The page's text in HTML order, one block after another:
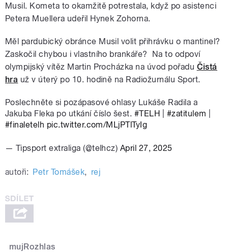
Musil. Kometa to okamžitě potrestala, když po asistenci
Petera Muellera udeřil Hynek Zohorna.
Měl pardubický obránce Musil volit přihrávku o mantinel?
Zaskočil chybou i vlastního brankáře? Na to odpoví
olympijský vítěz Martin Procházka na úvod pořadu Čistá
hra už v úterý po 10. hodině na Radiožurnálu Sport.
Poslechněte si pozápasové ohlasy Lukáše Radila a
Jakuba Fleka po utkání číslo šest. #TELH #zatitulem
#finaletelh pic.twitter.com/MLjPTlTyIg
— Tipsport extraliga (@telhcz) April 27, 2025
autoři: Petr Tomášek, rej
mujRozhlas